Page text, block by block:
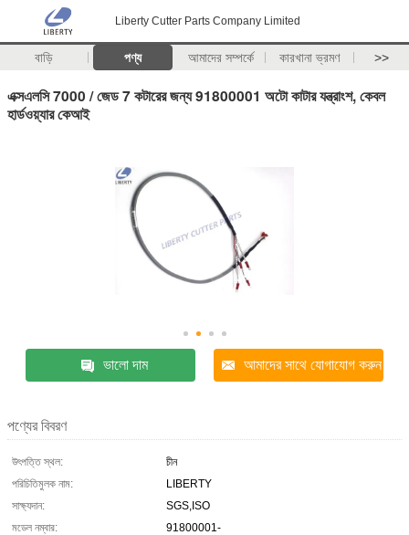
Liberty Cutter Parts Company Limited
বাড়ি পণ্য আমাদের সম্পর্কে কারখানা ভ্রমণ >>
এক্সএলসি 7000 / জেড 7 কটারের জন্য 91800001 অটো কাটার যন্ত্রাংশ, কেবল
হার্ডওয়্যার কেআই
ভালো দাম আমাদের সাথে যোগাযোগ করুন
পণ্যের বিবরণ
উৎপত্তি স্থল:
চীন
পরিচিতিমুলক নাম:
LIBERTY
সাক্ষ্যদান:
SGS,ISO
মডেল নম্বার:
91800001-